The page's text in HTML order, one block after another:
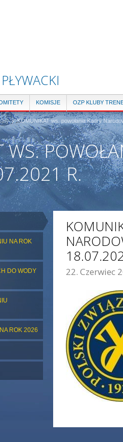
KOMISJE OZP KLUBY
KOMUNIKAT ws. powołania Kadry
R.
NA ROK
DO WODY
ROK 2026
22. Czerwiec